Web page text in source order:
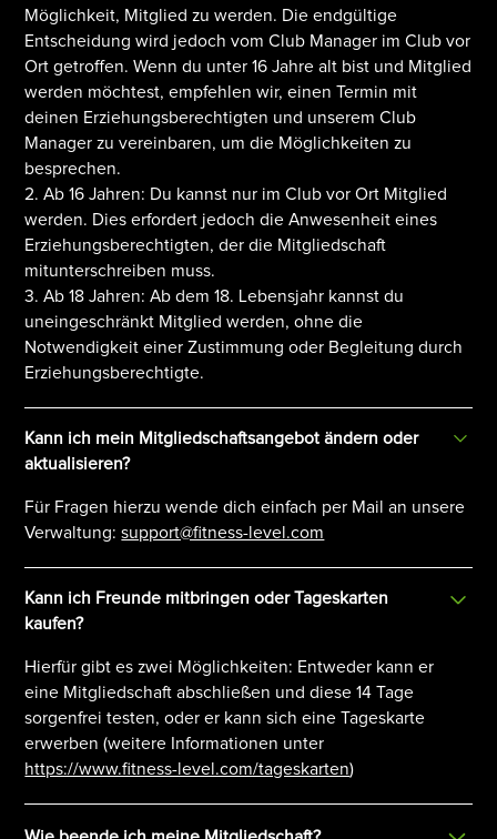
Möglichkeit, Mitglied zu werden. Die endgültige
Entscheidung wird jedoch vom Club Manager im Club vor
Ort getroffen. Wenn du unter 16 Jahre alt bist und Mitglied
werden möchtest, empfehlen wir, einen Termin mit
deinen Erziehungsberechtigten und unserem Club
Manager zu vereinbaren, um die Möglichkeiten zu
besprechen.
2. Ab 16 Jahren: Du kannst nur im Club vor Ort Mitglied
werden. Dies erfordert jedoch die Anwesenheit eines
Erziehungsberechtigten, der die Mitgliedschaft
mitunterschreiben muss.
3. Ab 18 Jahren: Ab dem 18. Lebensjahr kannst du
uneingeschränkt Mitglied werden, ohne die
Notwendigkeit einer Zustimmung oder Begleitung durch
Erziehungsberechtigte.
Kann ich mein Mitgliedschaftsangebot ändern oder
aktualisieren?
Für Fragen hierzu wende dich einfach per Mail an unsere
Verwaltung:support@fitness-level.com
Kann ich Freunde mitbringen oder Tageskarten
kaufen?
Hierfür gibt es zwei Möglichkeiten: Entweder kann er
eine Mitgliedschaft abschließen und diese 14 Tage
sorgenfrei testen, oder er kann sich eine Tageskarte
erwerben (weitere Informationen unter
https://www.fitness-level.com/tageskarten)